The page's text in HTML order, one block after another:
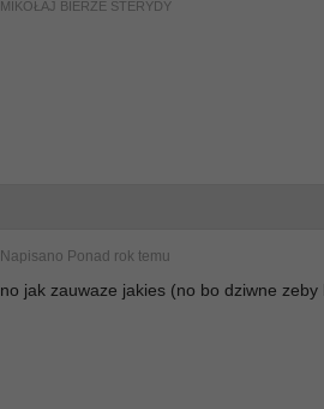
MIKOŁAJ BIERZE STERYDY
Napisano Ponad rok temu
no jak zauwaze jakies (no bo dziwne